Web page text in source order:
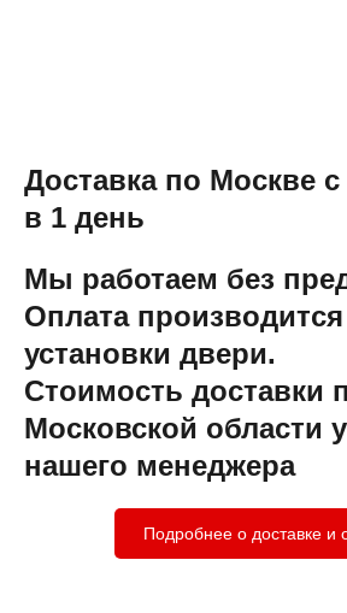
Доставка по Москве с
в 1 день
Мы работаем без
Оплата
установки двери.
Стоимость доставки
Московской области
нашего менеджера
Подробнее о доставке и